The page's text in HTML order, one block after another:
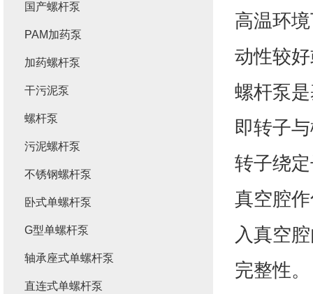
高温环
动性较
螺杆泵
即转子
转子绕
真空腔
入真空
完整性。
国产螺杆泵
PAM加药泵
加药螺杆泵
干污泥泵
螺杆泵
污泥螺杆泵
不锈钢螺杆泵
卧式单螺杆泵
G型单螺杆泵
轴承座式单螺杆泵
直连式单螺杆泵